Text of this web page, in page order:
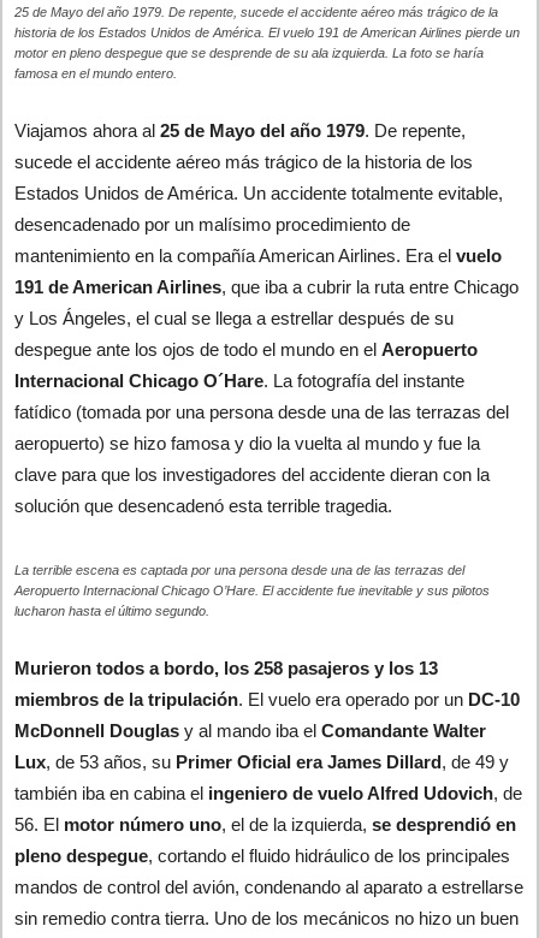
25 de Mayo del año 1979. De repente, sucede el accidente aéreo más trágico de la
historia de los Estados Unidos de América. El vuelo 191 de American Airlines pierde un
motor en pleno despegue que se desprende de su ala izquierda. La foto se haría
famosa en el mundo entero.
Viajamos ahora al 25 de Mayo del año 1979. De repente,
sucede el accidente aéreo más trágico de la historia de los
Estados Unidos de América. Un accidente totalmente evitable,
desencadenado por un malísimo procedimiento de
mantenimiento en la compañía American Airlines. Era el vuelo
191 de American Airlines, que iba a cubrir la ruta entre Chicago
y Los Ángeles, el cual se llega a estrellar después de su
despegue ante los ojos de todo el mundo en el Aeropuerto
Internacional Chicago O´Hare. La fotografía del instante
fatídico (tomada por una persona desde una de las terrazas del
aeropuerto) se hizo famosa y dio la vuelta al mundo y fue la
clave para que los investigadores del accidente dieran con la
solución que desencadenó esta terrible tragedia.
La terrible escena es captada por una persona desde una de las terrazas del
Aeropuerto Internacional Chicago O’Hare. El accidente fue inevitable y sus pilotos
lucharon hasta el último segundo.
Murieron todos a bordo, los 258 pasajeros y los 13
miembros de la tripulación. El vuelo era operado por un DC-10
McDonnell Douglas y al mando iba el Comandante Walter
Lux, de 53 años, su Primer Oficial era James Dillard, de 49 y
también iba en cabina el ingeniero de vuelo Alfred Udovich, de
56. El motor número uno, el de la izquierda, se desprendió en
pleno despegue, cortando el fluido hidráulico de los principales
mandos de control del avión, condenando al aparato a estrellarse
sin remedio contra tierra. Uno de los mecánicos no hizo un buen